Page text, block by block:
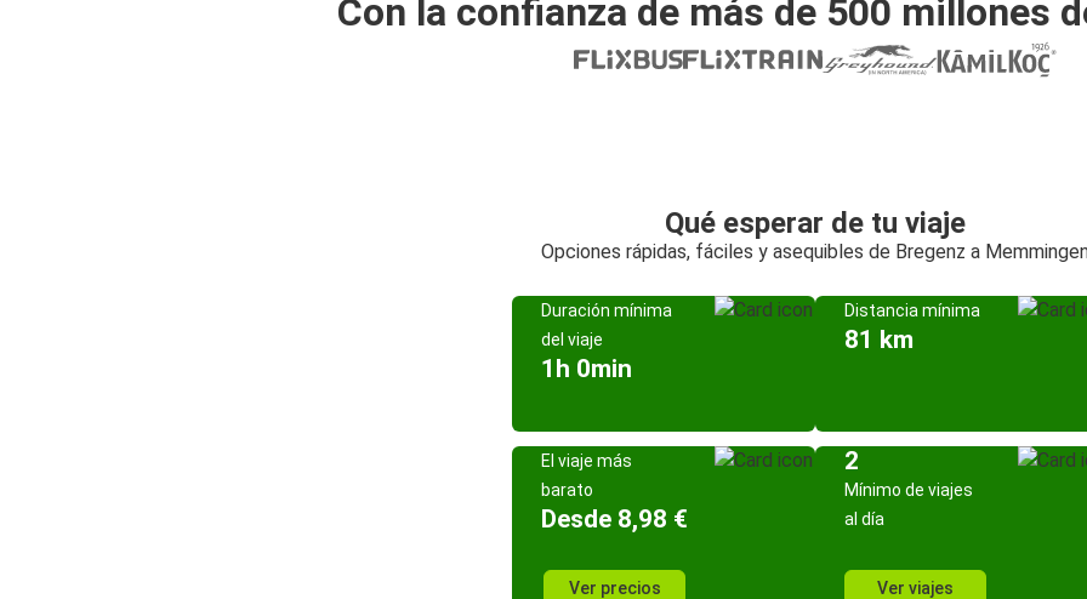
Con la confianza de más de 500 millones
Qué esperar de tu viaje
Opciones rápidas, fáciles y asequibles de Bregenz a
Duración mínima
del viaje
1h 0min
Distancia mínima
81 km
El viaje más
barato
Desde 8,98 €
Ver precios
2
Mínimo de viajes
al día
Ver viajes